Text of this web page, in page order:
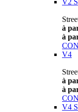
V2 S
à
à
V4
à
à
V4 S